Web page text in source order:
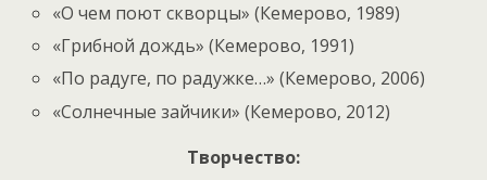
«О чем поют скворцы» (Кемерово, 1989)
«Грибной дождь» (Кемерово, 1991)
«По радуге, по радужке…» (Кемерово, 2006)
«Солнечные зайчики» (Кемерово, 2012)
Творчество: